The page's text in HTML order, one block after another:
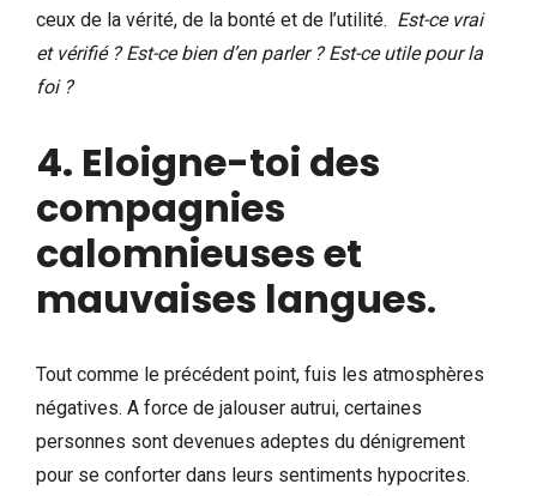
ceux de la vérité, de la bonté et de l’utilité. Est-ce vrai
et vérifié ? Est-ce bien d’en parler ? Est-ce utile pour la
foi ?
4. Eloigne-toi des
compagnies
calomnieuses et
mauvaises langues.
Tout comme le précédent point, fuis les atmosphères
négatives. A force de jalouser autrui, certaines
personnes sont devenues adeptes du dénigrement
pour se conforter dans leurs sentiments hypocrites.